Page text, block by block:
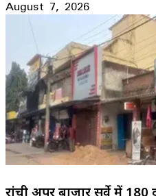
August 7, 2026
रांची अपर बाजार सर्वे में 180